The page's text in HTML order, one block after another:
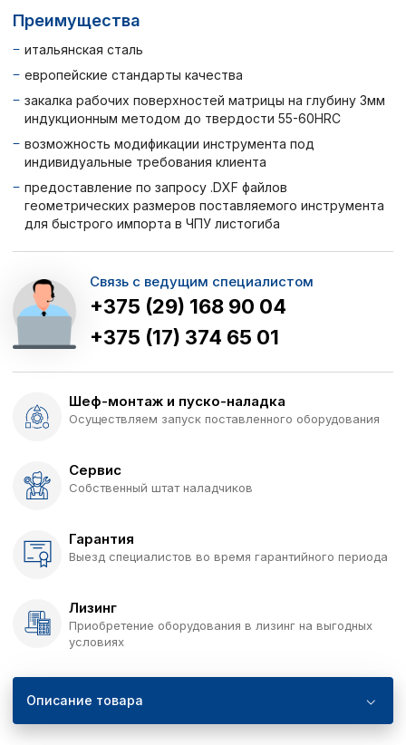
Преимущества
итальянская сталь
европейские стандарты качества
закалка рабочих поверхностей матрицы на глубину 3мм
индукционным методом до твердости 55-60HRC
возможность модификации инструмента под
индивидуальные требования клиента
предоставление по запросу .DXF файлов
геометрических размеров поставляемого инструмента
для быстрого импорта в ЧПУ листогиба
Связь с ведущим специалистом
+375 (29) 168 90 04
+375 (17) 374 65 01
Шеф-монтаж и пуско-наладка
Осуществляем запуск поставленного оборудования
Сервис
Собственный штат наладчиков
Гарантия
Выезд специалистов во время гарантийного периода
Лизинг
Приобретение оборудования в лизинг на выгодных
условиях
Описание товара